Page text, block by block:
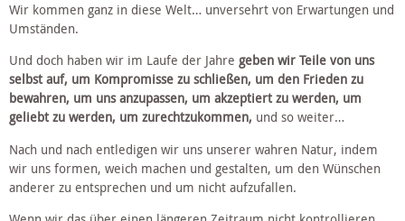
Wir kommen ganz in diese Welt… unversehrt von Erwartungen und
Umständen.
Und doch haben wir im Laufe der Jahre geben wir Teile von uns
selbst auf, um Kompromisse zu schließen, um den Frieden zu
bewahren, um uns anzupassen, um akzeptiert zu werden, um
geliebt zu werden, um zurechtzukommen, und so weiter…
Nach und nach entledigen wir uns unserer wahren Natur, indem
wir uns formen, weich machen und gestalten, um den Wünschen
anderer zu entsprechen und um nicht aufzufallen.